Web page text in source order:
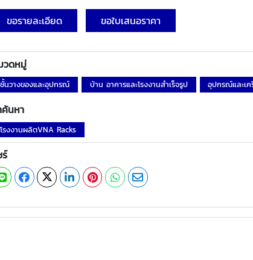
ขอรายละเอียด ขอใบเสนอราคา
วดหมู่
ชั้นวางของและอุปกรณ์ บ้าน อาคารและโรงงานสำเร็จรูป อุปกรณ์และเค
ค้นหา
โรงงานผลิตVNA Racks